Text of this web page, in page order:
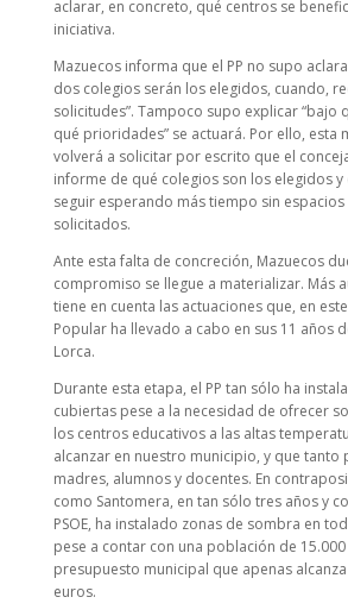
aclarar, en concreto, qué centros se
iniciativa.
Mazuecos informa que el PP no supo
dos colegios serán los elegidos, cuando,
solicitudes”. Tampoco supo explicar “bajo
qué prioridades” se actuará. Por ello, esta
volverá a solicitar por escrito que el
informe de qué colegios son los elegidos y
seguir esperando más tiempo sin
solicitados.
Ante esta falta de concreción, Mazuecos
compromiso se llegue a materializar. Más
tiene en cuenta las actuaciones que, en
Popular ha llevado a cabo en sus 11 años
Lorca.
Durante esta etapa, el PP tan sólo ha
cubiertas pese a la necesidad de ofrecer
los centros educativos a las altas
alcanzar en nuestro municipio, y que tanto
madres, alumnos y docentes. En
como Santomera, en tan sólo tres años y
PSOE, ha instalado zonas de sombra en
pese a contar con una población de
presupuesto municipal que apenas
euros.